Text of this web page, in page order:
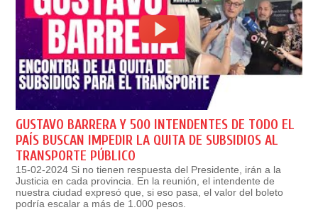
GUSTAVO BARRERA Y 500 INTENDENTES DE TODO EL
PAÍS BUSCAN IMPEDIR LA QUITA DE SUBSIDIOS AL
TRANSPORTE PÚBLICO
15-02-2024 Si no tienen respuesta del Presidente, irán a la
Justicia en cada provincia. En la reunión, el intendente de
nuestra ciudad expresó que, si eso pasa, el valor del boleto
podría escalar a más de 1.000 pesos.